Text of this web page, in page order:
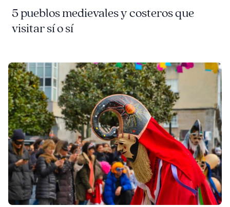
5 pueblos medievales y costeros que
visitar sí o sí